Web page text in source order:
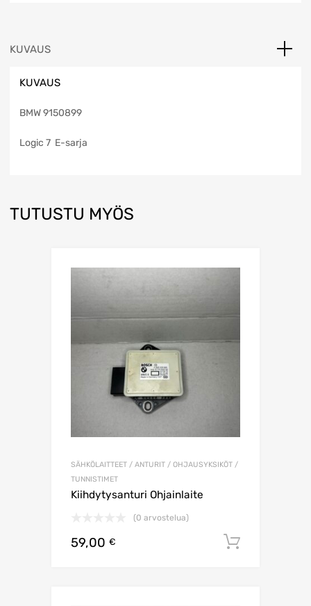
KUVAUS
KUVAUS
BMW 9150899
Logic 7 E-sarja
TUTUSTU MYÖS
SÄHKÖLAITTEET / ANTURIT / OHJAUSYKSIKÖT /
TUNNISTIMET
Kiihdytysanturi Ohjainlaite
(0 arvostelua)
59,00 €